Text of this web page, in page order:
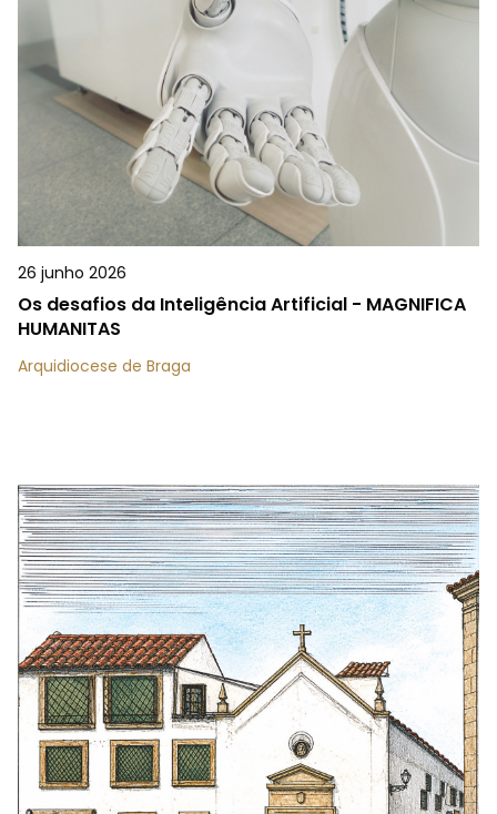
26 junho 2026
Os desafios da Inteligência Artificial - MAGNIFICA
HUMANITAS
Arquidiocese de Braga